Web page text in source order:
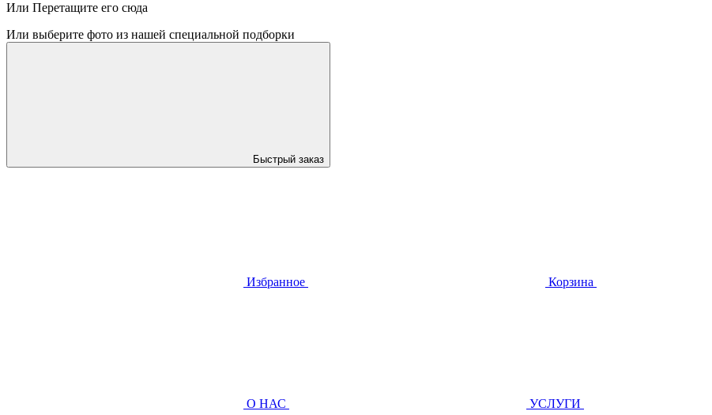
Или Перетащите его сюда
Или выберите фото из нашей специальной подборки
Быстрый заказ
Избранное Корзина
О НАС УСЛУГИ